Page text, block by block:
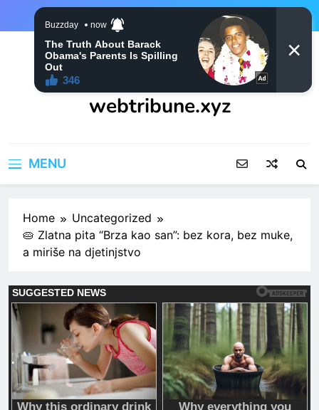
webtribune.xyz
MENU
Home
Uncategorized
🥧 Zlatna pita “Brza kao san”: bez kora, bez muke,
a miriše na djetinjstvo